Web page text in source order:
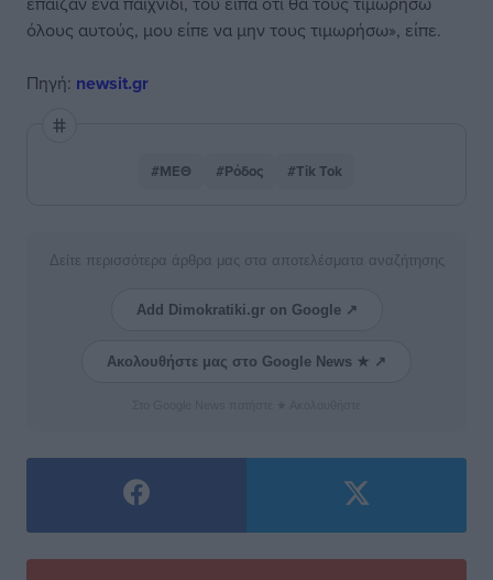
όλους αυτούς, μου είπε να μην τους τιμωρήσω», είπε.
Πηγή: newsit.gr
#ΜΕΘ #Ρόδος #Tik Tok
Δείτε περισσότερα άρθρα μας στα αποτελέσματα αναζήτησης
Add Dimokratiki.gr on Google ↗
Ακολουθήστε μας στο Google News ★ ↗